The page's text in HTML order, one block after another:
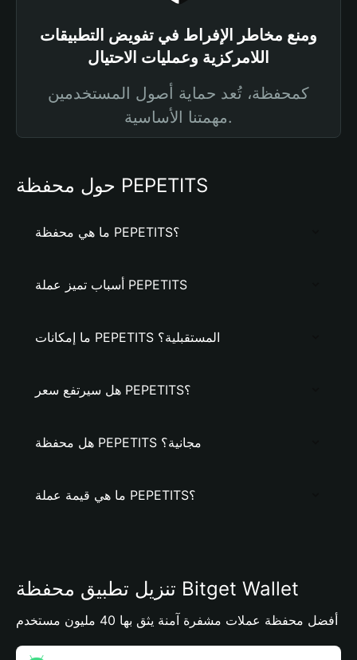
ومنع مخاطر الإفراط في تفويض التطبيقات
اللامركزية وعمليات الاحتيال
كمحفظة، تُعد حماية أصول المستخدمين
مهمتنا الأساسية.
حول محفظة PEPETITS
ما هي محفظة PEPETITS؟
أسباب تميز عملة PEPETITS
ما إمكانات PEPETITS المستقبلية؟
هل سيرتفع سعر PEPETITS؟
هل محفظة PEPETITS مجانية؟
ما هي قيمة عملة PEPETITS؟
تنزيل تطبيق محفظة Bitget Wallet
أفضل محفظة عملات مشفرة آمنة يثق بها 40 مليون مستخدم